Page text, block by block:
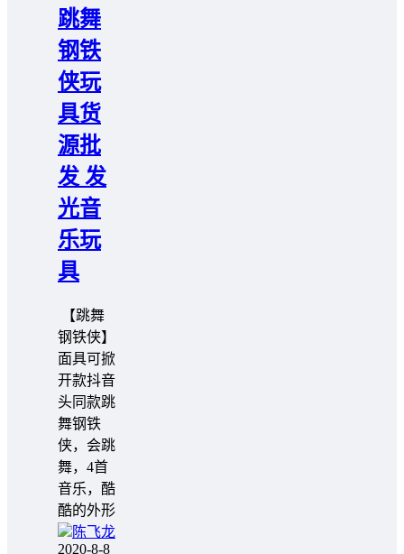
跳舞
钢铁
侠玩
具货
源批
发 发
光音
乐玩
具
️️ 【跳舞
钢铁侠】
面具可掀
开款抖音
头同款跳
舞钢铁
侠，会跳
舞，4首
音乐，酷
酷的外形
陈飞龙
2020-8-8